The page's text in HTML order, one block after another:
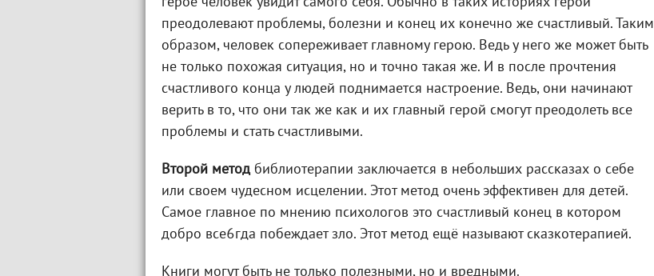
герое человек увидит самого себя. Обычно в таких историях герои
преодолевают проблемы, болезни и конец их конечно же счастливый. Таким
образом, человек сопереживает главному герою. Ведь у него же может быть
не только похожая ситуация, но и точно такая же. И в после прочтения
счастливого конца у людей поднимается настроение. Ведь, они начинают
верить в то, что они так же как и их главный герой смогут преодолеть все
проблемы и стать счастливыми.
Второй метод библиотерапии заключается в небольших рассказах о себе
или своем чудесном исцелении. Этот метод очень эффективен для детей.
Самое главное по мнению психологов это счастливый конец в котором
добро все6гда побеждает зло. Этот метод ещё называют сказкотерапией.
Книги могут быть не только полезными, но и вредными.